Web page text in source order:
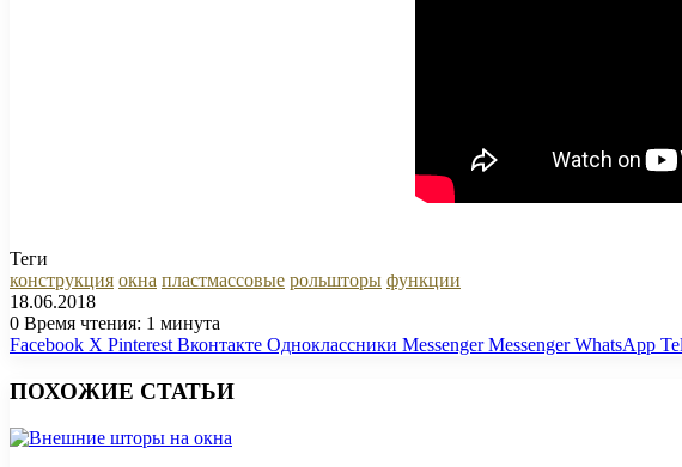
Теги
конструкция окна пластмассовые рольшторы функции
18.06.2018
0 Время чтения: 1 минута
Facebook X Pinterest Вконтакте Одноклассники Messenger Messenger WhatsApp
ПОХОЖИЕ СТАТЬИ